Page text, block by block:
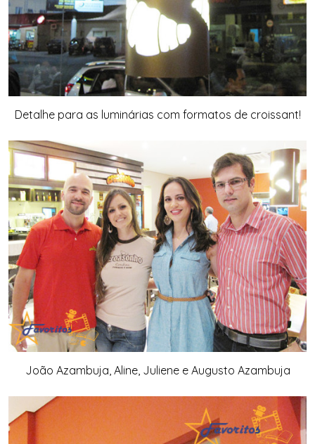
Detalhe para as luminárias com formatos de croissant!
João Azambuja, Aline, Juliene e Augusto Azambuja